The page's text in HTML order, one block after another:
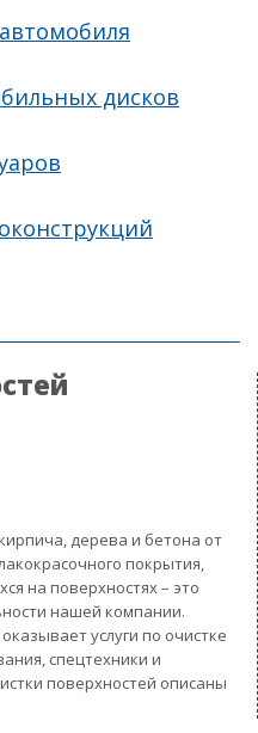
дисков
дерева и бетона от
покрытия,
на поверхностях – это
нашей компании.
услуги по очистке
спецтехники и
поверхностей описаны